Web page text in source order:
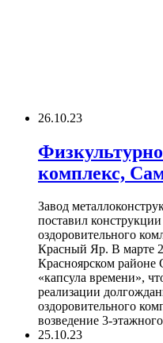
26.10.23
комплекс,
Завод
поставил
оздоровительного
Красный Яр. В марте
Красноярском районе
«капсула времени»,
реализации
оздоровительного
возведение 3-
25.10.23